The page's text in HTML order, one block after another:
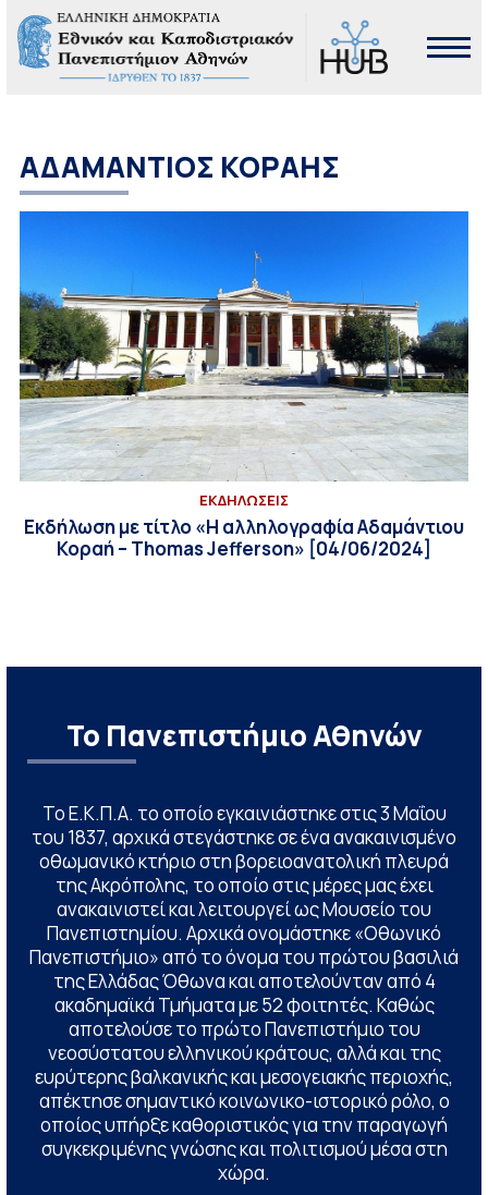
ΑΔΑΜΑΝΤΙΟΣ ΚΟΡΑΗΣ
ΕΚΔΗΛΩΣΕΙΣ
Εκδήλωση με τίτλο «Η αλληλογραφία Αδαμάντιου
Κοραή – Thomas Jefferson» [04/06/2024]
Το Πανεπιστήμιο Αθηνών
Το Ε.Κ.Π.Α. το οποίο εγκαινιάστηκε στις 3 Μαΐου
του 1837, αρχικά στεγάστηκε σε ένα ανακαινισμένο
οθωμανικό κτήριο στη βορειοανατολική πλευρά
της Ακρόπολης, το οποίο στις μέρες μας έχει
ανακαινιστεί και λειτουργεί ως Μουσείο του
Πανεπιστημίου. Αρχικά ονομάστηκε «Οθωνικό
Πανεπιστήμιο» από το όνομα του πρώτου βασιλιά
της Ελλάδας Όθωνα και αποτελούνταν από 4
ακαδημαϊκά Τμήματα με 52 φοιτητές. Καθώς
αποτελούσε το πρώτο Πανεπιστήμιο του
νεοσύστατου ελληνικού κράτους, αλλά και της
ευρύτερης βαλκανικής και μεσογειακής περιοχής,
απέκτησε σημαντικό κοινωνικο-ιστορικό ρόλο, ο
οποίος υπήρξε καθοριστικός για την παραγωγή
συγκεκριμένης γνώσης και πολιτισμού μέσα στη
χώρα.